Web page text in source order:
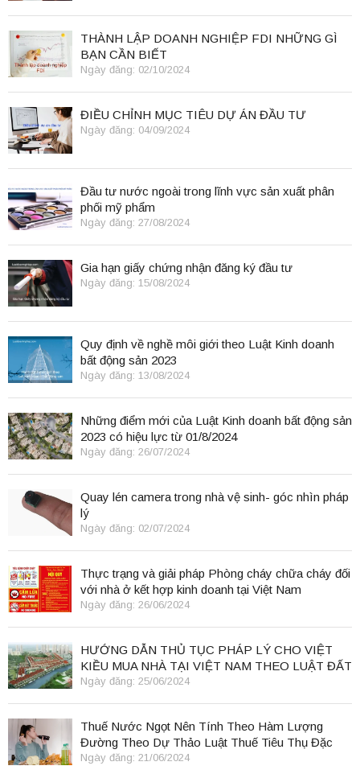
THÀNH LẬP DOANH NGHIỆP FDI NHỮNG GÌ
BẠN CẦN BIẾT
Ngày đăng: 02/10/2024
ĐIỀU CHỈNH MỤC TIÊU DỰ ÁN ĐẦU TƯ
Ngày đăng: 04/09/2024
Đầu tư nước ngoài trong lĩnh vực sản xuất phân
phối mỹ phẩm
Ngày đăng: 27/08/2024
Gia hạn giấy chứng nhận đăng ký đầu tư
Ngày đăng: 15/08/2024
Quy định về nghề môi giới theo Luật Kinh doanh
bất động sản 2023
Ngày đăng: 13/08/2024
Những điểm mới của Luật Kinh doanh bất động sản
2023 có hiệu lực từ 01/8/2024
Ngày đăng: 26/07/2024
Quay lén camera trong nhà vệ sinh- góc nhìn pháp
lý
Ngày đăng: 02/07/2024
Thực trạng và giải pháp Phòng cháy chữa cháy đối
với nhà ở kết hợp kinh doanh tại Việt Nam
Ngày đăng: 26/06/2024
HƯỚNG DẪN THỦ TỤC PHÁP LÝ CHO VIỆT
KIỀU MUA NHÀ TẠI VIỆT NAM THEO LUẬT ĐẤT
ĐAI 2024
Ngày đăng: 25/06/2024
Thuế Nước Ngọt Nên Tính Theo Hàm Lượng
Đường Theo Dự Thảo Luật Thuế Tiêu Thụ Đặc
Biệt
Ngày đăng: 21/06/2024